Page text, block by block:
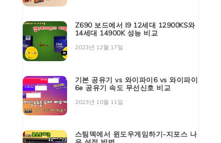
Z690 보드에서 I9 12세대 12900KS와
14세대 14900K 성능 비교
2023년 12월 17일
기본 공유기 vs 와이파이6 vs 와이파이
6e 공유기 속도 무선신호 비교
2023년 10월 11일
스팀덱에서 윈도우게임하기-지포스 나